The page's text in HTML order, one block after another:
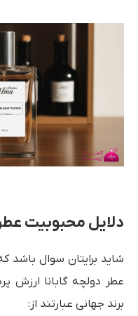
دلایل محبوبیت
شاید برایتان سوال باشد
عطر دولچه گابانا ارزش
برند جهانی عبارتند از: